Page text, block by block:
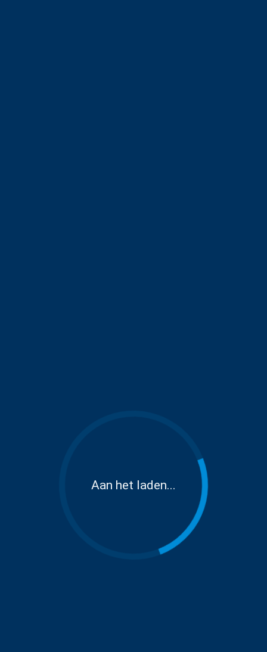
Aan het laden...